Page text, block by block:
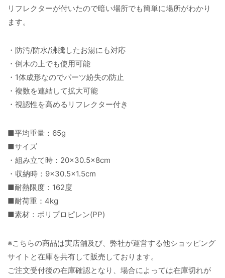
リフレクターが付いたので暗い場所でも簡単に場所がわかり
ます。
・防汚/防水/沸騰したお湯にも対応
・倒木の上でも使用可能
・1体成形なのでパーツ紛失の防止
・複数を連結して拡大可能
・視認性を高めるリフレクター付き
■平均重量：65g
■サイズ
・組み立て時：20×30.5×8cm
・収納時：9×30.5×1.5cm
■耐熱限度：162度
■耐荷重：4kg
■素材：ポリプロピレン(PP)
※こちらの商品は実店舗及び、弊社が運営する他ショッピング
サイトと在庫を共有して販売しております。
ご注文受付後の在庫確認となり、場合によっては在庫切れが